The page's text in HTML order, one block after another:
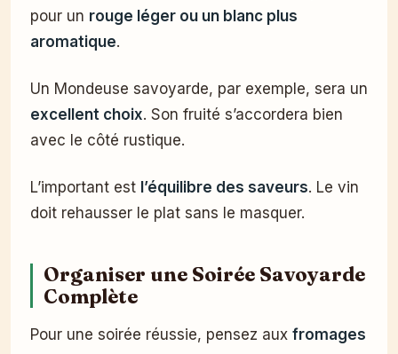
pour un rouge léger ou un blanc plus
aromatique.
Un Mondeuse savoyarde, par exemple, sera un
excellent choix. Son fruité s’accordera bien
avec le côté rustique.
L’important est l’équilibre des saveurs. Le vin
doit rehausser le plat sans le masquer.
Organiser une Soirée Savoyarde
Complète
Pour une soirée réussie, pensez aux fromages